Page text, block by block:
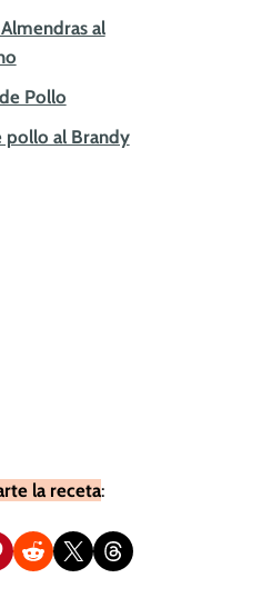
al
Pollo
pollo al Brandy
la receta:
en Pinterest
Compartir en Reddit
Compartir en X Share on Threads